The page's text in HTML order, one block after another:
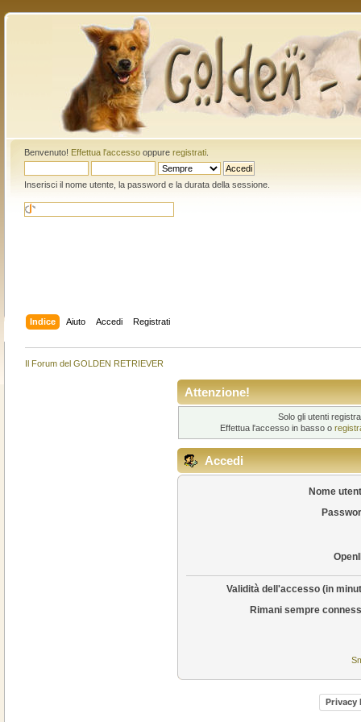
Benvenuto! Effettua l'accessooppure registrati.
Inserisci il nome utente, la password e la durata della sessione.
Indice Aiuto Accedi Registrati
Il Forum del GOLDEN RETRIEVER
Attenzione!
Solo gli utenti
Effettua l'accesso in basso o
Accedi
Nome
Validità dell'accesso (in
Rimani sempre
Privacy